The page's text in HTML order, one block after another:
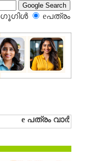
ഗൂഗിള്‍ eപത്രം‍